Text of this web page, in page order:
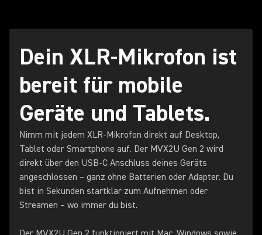
Dein XLR-Mikrofon ist
bereit für mobile
Geräte und Tablets.
Nimm mit jedem XLR‑Mikrofon direkt auf Desktop,
Tablet oder Smartphone auf. Der MVX2U Gen 2 wird
direkt über den USB-C Anschluss deines Geräts
angeschlossen – ganz ohne Batterien oder Adapter. Du
bist in Sekunden startklar zum Aufnehmen oder
Streamen – wo immer du bist.